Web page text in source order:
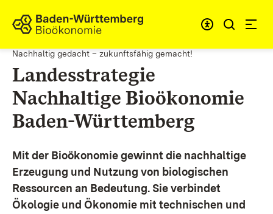
Zum Inhalt springen
Link zur Startseite
Nachhaltig gedacht – zukunftsfähig gemacht!
Landesstrategie
Nachhaltige Bioökonomie
Baden-Württemberg
Mit der Bioökonomie gewinnt die nachhaltige
Erzeugung und Nutzung von biologischen
Ressourcen an Bedeutung. Sie verbindet
Ökologie und Ökonomie mit technischen und